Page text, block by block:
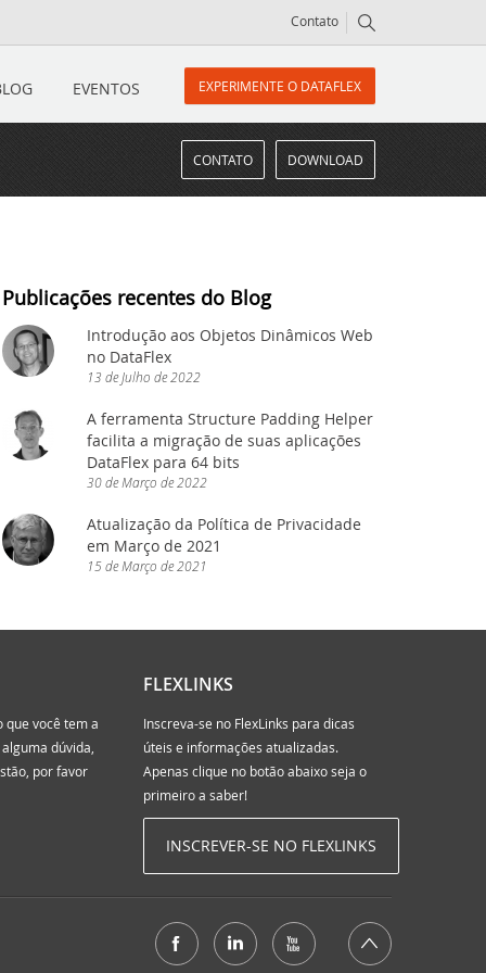
Contato
EVENTOS EXPERIMENTE O DATAFLEX
CONTATO DOWNLOAD
Publicações recentes do Blog
Introdução aos Objetos Dinâmicos Web
no DataFlex
13 deJulho de2022
A ferramenta Structure Padding Helper
facilita a migração de suas aplicações
DataFlex para 64 bits
30deMarço de2022
Atualização da Política de Privacidade
em Março de 2021
15deMarço de2021
que você tem a
dúvida,
por favor
FLEXLINKS
Inscreva-se no FlexLinks para dicas
úteis e informações atualizadas.
Apenas clique no botão abaixo seja o
primeiro a saber!
INSCREVER-SE NO FLEXLINKS
mais!
nova classe cRegEx e muito ma
agora!